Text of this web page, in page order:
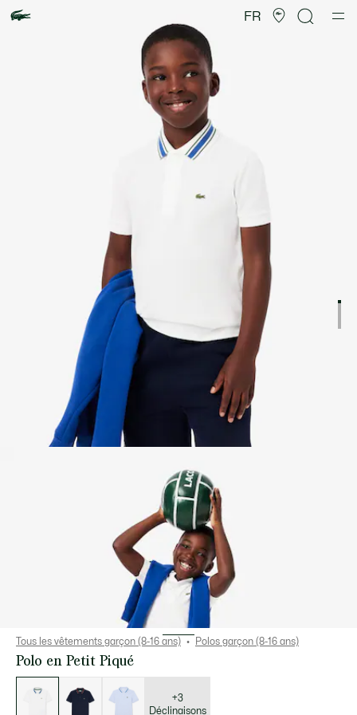
FR
d’images
produit
Tous les vêtements garçon (8-16 ans) Polos garçon (8-16 ans)
Polo en Petit Piqué
déclinaisons
+3
Déclinaisons